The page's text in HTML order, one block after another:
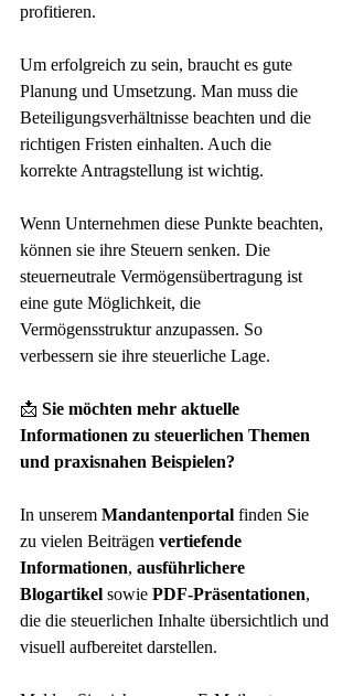
profitieren.
Um erfolgreich zu sein, braucht es gute
Planung und Umsetzung. Man muss die
Beteiligungsverhältnisse beachten und die
richtigen Fristen einhalten. Auch die
korrekte Antragstellung ist wichtig.
Wenn Unternehmen diese Punkte beachten,
können sie ihre Steuern senken. Die
steuerneutrale Vermögensübertragung ist
eine gute Möglichkeit, die
Vermögensstruktur anzupassen. So
verbessern sie ihre steuerliche Lage.
📩 Sie möchten mehr aktuelle
Informationen zu steuerlichen Themen
und praxisnahen Beispielen?
In unserem Mandantenportal finden Sie
zu vielen Beiträgen vertiefende
Informationen, ausführlichere
Blogartikel sowie PDF-Präsentationen,
die die steuerlichen Inhalte übersichtlich und
visuell aufbereitet darstellen.